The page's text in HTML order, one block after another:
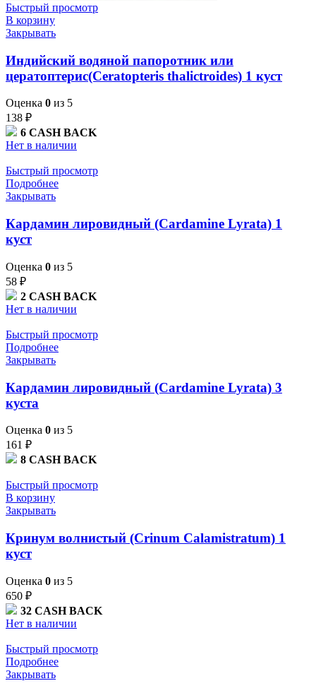
Быстрый просмотр
В корзину
Закрывать
Индийский водяной папоротник или
цератоптерис(Ceratopteris thalictroides) 1 куст
Оценка 0 из 5
138 ₽
6 CASH BACK
Нет в наличии
Быстрый просмотр
Подробнее
Закрывать
Кардамин лировидный (Cardamine Lyrata) 1
куст
Оценка 0 из 5
58 ₽
2 CASH BACK
Нет в наличии
Быстрый просмотр
Подробнее
Закрывать
Кардамин лировидный (Cardamine Lyrata) 3
куста
Оценка 0 из 5
161 ₽
8 CASH BACK
Быстрый просмотр
В корзину
Закрывать
Кринум волнистый (Crinum Calamistratum) 1
куст
Оценка 0 из 5
650 ₽
32 CASH BACK
Нет в наличии
Быстрый просмотр
Подробнее
Закрывать